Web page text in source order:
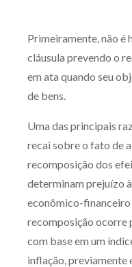
Primeiramente, não é
cláusula prevendo o
em ata quando seu
de bens.
Uma das principais
recai sobre o fato de
recomposição dos
determinam prejuízo
econômico-financeiro
recomposição ocorre
com base em um
inflação, previamente